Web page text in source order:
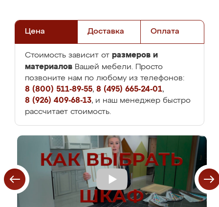
Цена Доставка Оплата
Стоимость зависит от размеров и
материалов Вашей мебели. Просто
позвоните нам по любому из телефонов:
8 (800) 511-89-55, 8 (495) 665-24-01,
8 (926) 409-68-13, и наш менеджер быстро
рассчитает стоимость.